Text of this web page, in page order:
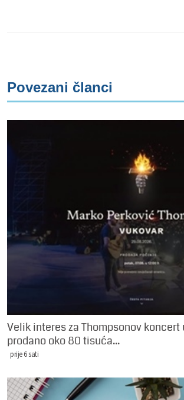
Povezani članci
Velik interes za Thompsonov koncert
prodano oko 80 tisuća...
prije 6 sati